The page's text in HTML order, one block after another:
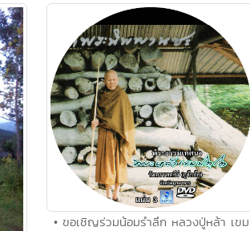
• ขอเชิญร่วมน้อมรำลึก หลวงปู่หล้า เขม